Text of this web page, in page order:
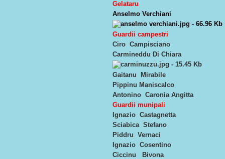
Gelataru
Anselmo Verchiani
Guardii campestri
Ciro Campisciano
Carmineddu Di Chiara
Gaitanu Mirabile
Pippinu Maniscalco
Antonino Caronia Angitta
Guardii munipali
Ignazio Castagnetta
Sciabica Stefano
Piddru Vernaci
Ignazio Cosentino
Ciccinu Bivona